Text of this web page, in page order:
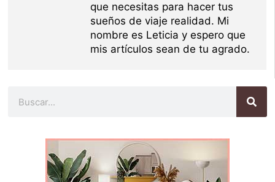
que necesitas para hacer tus
sueños de viaje realidad. Mi
nombre es Leticia y espero que
mis artículos sean de tu agrado.